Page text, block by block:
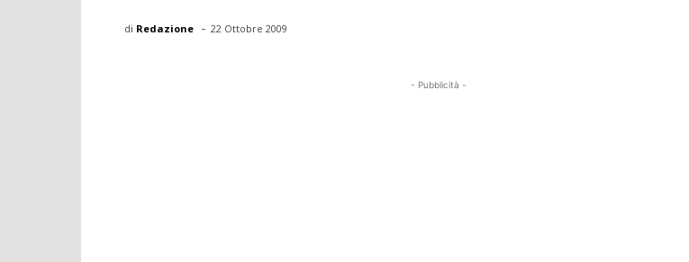
di Redazione - 22 Ottobre 2009
- Pubblicità -